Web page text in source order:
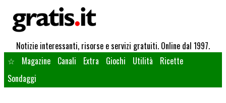
Notizie interessanti, risorse e servizi gratuiti. Online dal 1997.
☆
Magazine Canali Extra Giochi Utilità
Ricette
Sondaggi